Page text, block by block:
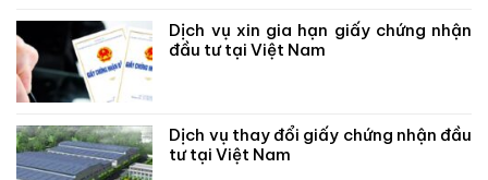
Dịch vụ xin gia hạn giấy chứng nhận
đầu tư tại Việt Nam
Dịch vụ thay đổi giấy chứng nhận đầu
tư tại Việt Nam